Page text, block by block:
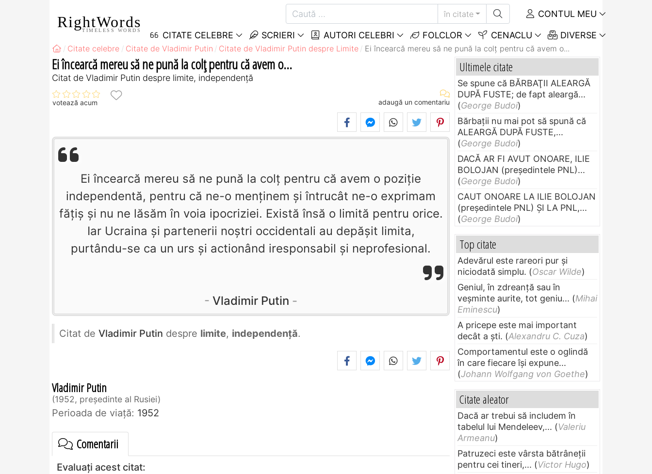
RightWords
TIMELESS WORDS
în citate CONTUL MEU
CITATE CELEBRE SCRIERI AUTORI CELEBRI FOLCLOR CENACLU DIVERSE
Citate celebre Citate de Vladimir Putin Citate de Vladimir Putin despre Limite Ei încearcă mereu să ne pună la colţ pentru că avem o...
Ei încearcă mereu să ne pună la colţ pentru că avem o...
Citat de Vladimir Putin despre limite, independenţă
votează acum adaugă un comentariu
Ei încearcă mereu să ne pună la colţ pentru că avem o poziţie
independentă, pentru că ne-o menţinem şi întrucât ne-o exprimam
făţiş şi nu ne lăsăm în voia ipocriziei. Există însă o limită pentru orice.
Iar Ucraina şi partenerii noştri occidentali au depăşit limita,
purtându-se ca un urs şi actionând iresponsabil şi neprofesional.
Vladimir Putin
Citat de Vladimir Putin despre limite, independenţă.
Vladimir Putin
1952, președinte al Rusiei
Perioada de viaţă: 1952
Comentarii
Evaluați acest citat:
Ultimele citate
Se spune că BĂRBAŢII ALEARGĂ
DUPĂ FUSTE; de fapt aleargă...
(George Budoi)
Bărbaţii nu mai pot să spună că
ALEARGĂ DUPĂ FUSTE,...
(George Budoi)
DACĂ AR FI AVUT ONOARE, ILIE
BOLOJAN (preşedintele PNL)...
(George Budoi)
CAUT ONOARE LA ILIE BOLOJAN
(preşedintele PNL) ŞI LA PNL,...
(George Budoi)
Top citate
Adevărul este rareori pur și
niciodată simplu. (Oscar Wilde)
Geniul, în zdreanţă sau în
veşminte aurite, tot geniu... (Mihai
Eminescu)
A pricepe este mai important
decât a ști. (Alexandru C. Cuza)
Comportamentul este o oglindă
în care fiecare își expune...
(Johann Wolfgang von Goethe)
Citate aleator
Dacă ar trebui să includem în
tabelul lui Mendeleev,... (Valeriu
Armeanu)
Patruzeci este vârsta bătrâneții
pentru cei tineri,... (Victor Hugo)